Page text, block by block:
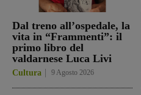
Dal treno all’ospedale, la
vita in “Frammenti”: il
primo libro del
valdarnese Luca Livi
Cultura 9 Agosto 2026